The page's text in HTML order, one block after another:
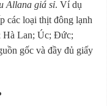
Allana giá sỉ. Ví dụ
các loại thịt đông lạnh
Hà Lan; Úc; Đức;
gốc và đầy đủ giấy